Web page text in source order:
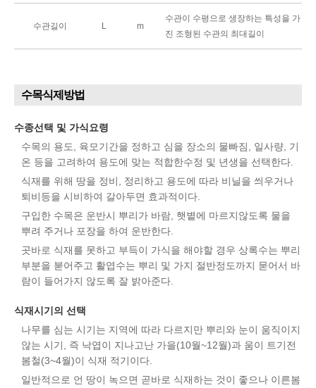
수관길이 L m
수관이 수평으로 생장하는 특성을 가
진 조형된 수관의 최대길이
수목식제방법
수종선택 및 가식요령
수목의 용도, 육모기간을 정하고 심을 장소의 물빠짐, 일사량, 기
온 등을 고려하여 용도에 맞는 적합한수정 및 년생을 선택한다.
식재를 위해 땅을 정비, 정리하고 용도에 따라 비닐을 씌우거나
퇴비등을 시비하여 갈아두면 효과적이다.
구입한 수목은 운반시 뿌리가 바람, 햇볕에 마르지않도록 물을
뿌려 주거나 포장을 하여 운반한다.
곳바로 식재를 못하고 부득이 가식을 해야할 경우 상록수는 뿌리
부분을 붇어주고 활엽수는 뿌리 및 가지 절반정도까지 묻어서 바
람이 들어가지 않도록 잘 밝아준다.
식재시기의 선택
나무를 심는 시기는 지역에 따라 다르지만 뿌리와 눈이 움직이지
않는 시기, 즉 낙엽이 지나고난 가을(10월~12월)과 움이 트기전
봄철(3~4월)이 식재 적기이다.
일반적으로 언 땅이 녹으면 곧바로 식재하는 것이 좋으나 이른봄